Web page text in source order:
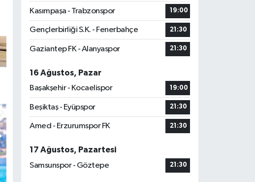
Kasımpaşa - Trabzonspor 19:00
Gençlerbirliği S.K. - Fenerbahçe 21:30
Gaziantep FK - Alanyaspor 21:30
16 Ağustos, Pazar
Başakşehir - Kocaelispor
19:00
Beşiktaş - Eyüpspor 21:30
Amed - Erzurumspor FK 21:30
17 Ağustos, Pazartesi
Samsunspor - Göztepe
21:30